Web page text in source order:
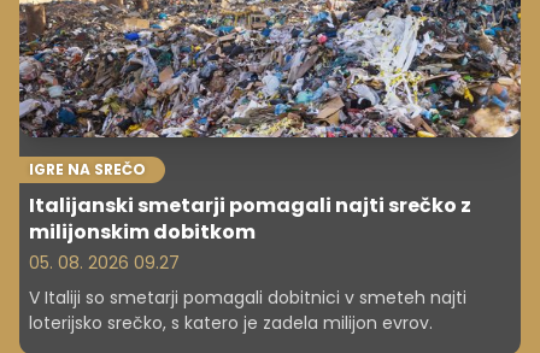
IGRE NA SREČO
Italijanski smetarji pomagali najti srečko z
milijonskim dobitkom
05. 08. 2026 09.27
V Italiji so smetarji pomagali dobitnici v smeteh najti
loterijsko srečko, s katero je zadela milijon evrov.